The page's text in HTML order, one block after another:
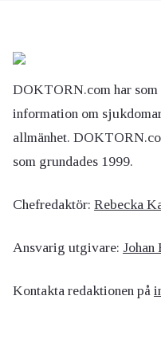
DOKTORN.com har som
information om
allmänhet.
som grundades 1999.
Chefredaktör: Rebecka
Ansvarig utgivare: Johan
Kontakta redaktionen på